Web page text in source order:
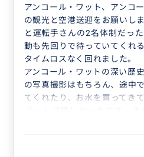
アンコール・ワット、アンコ
の観光と空港送迎をお願いし
と運転手さんの2名体制だっ
動も先回りで待っていてくれ
タイムロスなく回れました。
アンコール・ワットの深い歴
の写真撮影はもちろん、途中
てくれたり、お水を買ってき
（バプーオン）の観光中には
遺跡の素晴らしさは言うまで